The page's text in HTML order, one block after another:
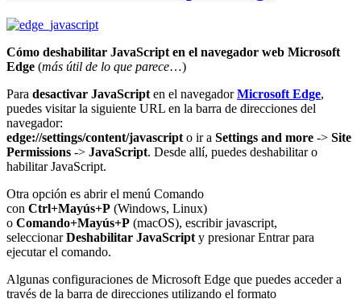
Cómo deshabilitar JavaScript en el navegador web Microsoft
Edge (más útil de lo que parece…)
Para desactivar JavaScript en el navegadorMicrosoft Edge,
puedes visitar la siguiente URL en la barra de direcciones del
navegador:
edge://settings/content/javascript o ir a Settings and more -> Site
Permissions -> JavaScript. Desde allí, puedes deshabilitar o
habilitar JavaScript.
Otra opción es abrir el menú Comando
con Ctrl+Mayús+P (Windows, Linux)
o Comando+Mayús+P (macOS), escribir javascript,
seleccionarDeshabilitar JavaScript y presionar Entrar para
ejecutar el comando.
Algunas configuraciones de Microsoft Edge que puedes acceder a
través de la barra de direcciones utilizando el formato